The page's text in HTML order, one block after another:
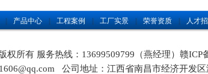
产品中心 工程案例 工厂实景 荣誉资质 人才
所有 服务热线：13699509799（燕经理） 赣ICP
公司地址：江西省南昌市经济开发